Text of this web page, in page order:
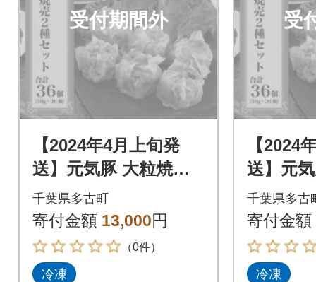
受付期間外
【2024年4月上旬発
送】元気豚 大粒焼売2
種セット(2種 合計36
個入)【シュウマイ】
千葉県多古町
寄付金額 13,000円
（0件）
冷凍
受
【2024
送】元
種セッ
個入)【
千葉県多古
寄付金額
冷凍